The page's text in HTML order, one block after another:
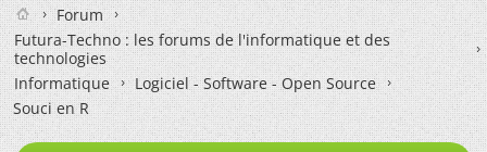
Forum
Futura-Techno : les forums de l'informatique et des
technologies
Informatique
Logiciel - Software - Open Source
Souci en R